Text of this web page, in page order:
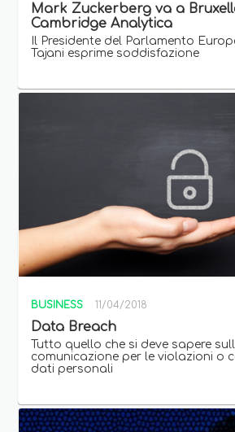
Mark Zuckerberg va a
Cambridge Analytica
Il Presidente del Parlamento
Tajani esprime soddisfazione
BUSINESS 11/04/2018
Data Breach
Tutto quello che si deve sapere
comunicazione per le violazioni o
dati personali